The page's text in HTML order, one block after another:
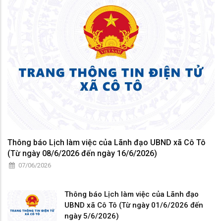
Thông báo Lịch làm việc của Lãnh đạo UBND xã Cô Tô
(Từ ngày 08/6/2026 đến ngày 16/6/2026)
07/06/2026
Thông báo Lịch làm việc của Lãnh đạo
UBND xã Cô Tô (Từ ngày 01/6/2026 đến
ngày 5/6/2026)